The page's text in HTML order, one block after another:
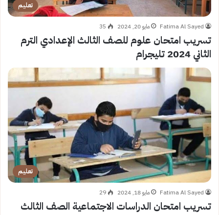
تعليم
Fatima Al Sayed مايو 20, 2024 35
تسريب امتحان علوم للصف الثالث الإعدادي الترم
الثاني 2024 تليجرام
تعليم
Fatima Al Sayed مايو 18, 2024 29
تسريب امتحان الدراسات الاجتماعية الصف الثالث